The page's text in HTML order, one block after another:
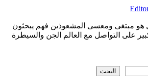
هو مبتغى ومعسى المشعوذين فهم يبحثون
على التواصل مع العالم الجن والسيطرة
البحث